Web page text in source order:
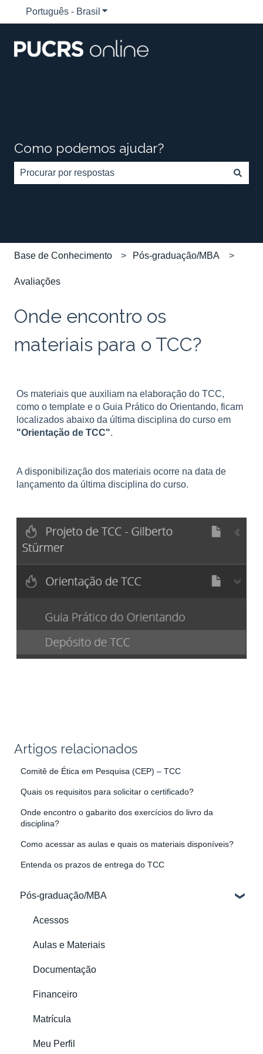
Português - Brasil Mostrar submenu para traduções
Como podemos ajudar?
Base de Conhecimento Pós-graduação/MBA
Avaliações
Onde encontro os
materiais para o TCC?
Os materiais que auxiliam na elaboração do TCC,
como o template e o Guia Prático do Orientando, ficam
localizados abaixo da última disciplina do curso em
"Orientação de TCC".
A disponibilização dos materiais ocorre na data de
lançamento da última disciplina do curso.
Artigos relacionados
Comitê de Ética em Pesquisa (CEP) – TCC
Quais os requisitos para solicitar o certificado?
Onde encontro o gabarito dos exercícios do livro da
disciplina?
Como acessar as aulas e quais os materiais disponíveis?
Entenda os prazos de entrega do TCC
Pós-graduação/MBA
Acessos
Aulas e Materiais
Documentação
Financeiro
Matrícula
Meu Perfil